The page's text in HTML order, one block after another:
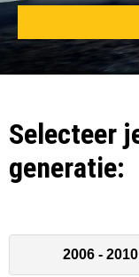
Selecteer
generatie:
2006 - 2010